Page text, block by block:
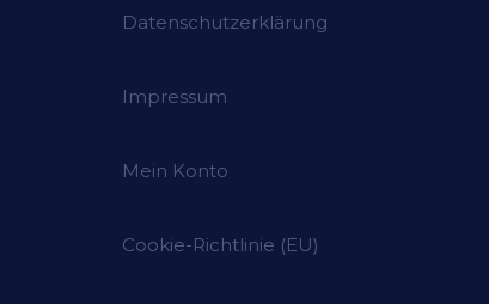
Datenschutzerklärung
Impressum
Mein Konto
Cookie-Richtlinie (EU)